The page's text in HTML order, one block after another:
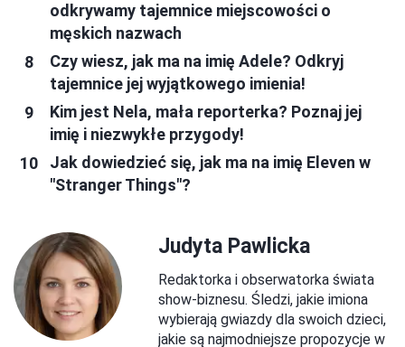
odkrywamy tajemnice miejscowości o
męskich nazwach
Czy wiesz, jak ma na imię Adele? Odkryj
tajemnice jej wyjątkowego imienia!
Kim jest Nela, mała reporterka? Poznaj jej
imię i niezwykłe przygody!
Jak dowiedzieć się, jak ma na imię Eleven w
"Stranger Things"?
Judyta Pawlicka
Redaktorka i obserwatorka świata
show-biznesu. Śledzi, jakie imiona
wybierają gwiazdy dla swoich dzieci,
jakie są najmodniejsze propozycje w